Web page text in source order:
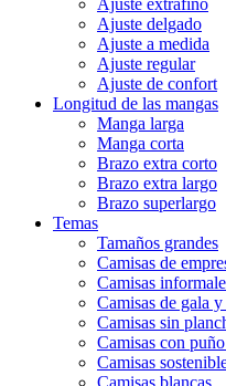
Ajuste extrafino
Ajuste delgado
Ajuste a medida
Ajuste regular
Ajuste de confort
Longitud de las mangas
Manga larga
Manga corta
Brazo extra corto
Brazo extra largo
Brazo superlargo
Temas
Tamaños grandes
Camisas de
Camisas
Camisas de gala
Camisas sin
Camisas con
Camisas
Camisas blancas